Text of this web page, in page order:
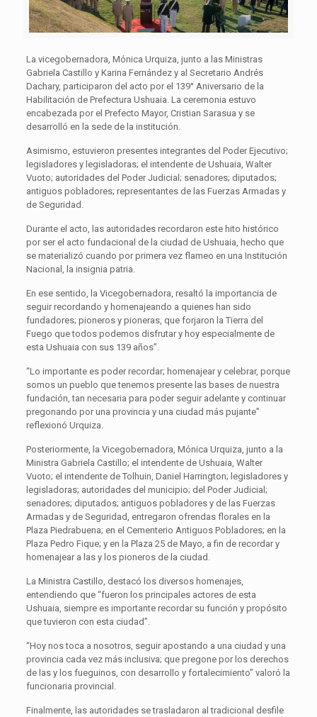
La vicegobernadora, Mónica Urquiza, junto a las Ministras
Gabriela Castillo y Karina Fernández y al Secretario Andrés
Dachary, participaron del acto por el 139° Aniversario de la
Habilitación de Prefectura Ushuaia. La ceremonia estuvo
encabezada por el Prefecto Mayor, Cristian Sarasua y se
desarrolló en la sede de la institución.
Asimismo, estuvieron presentes integrantes del Poder Ejecutivo;
legisladores y legisladoras; el intendente de Ushuaia, Walter
Vuoto; autoridades del Poder Judicial; senadores; diputados;
antiguos pobladores; representantes de las Fuerzas Armadas y
de Seguridad.
Durante el acto, las autoridades recordaron este hito histórico
por ser el acto fundacional de la ciudad de Ushuaia, hecho que
se materializó cuando por primera vez flameo en una Institución
Nacional, la insignia patria.
En ese sentido, la Vicegobernadora, resaltó la importancia de
seguir recordando y homenajeando a quienes han sido
fundadores; pioneros y pioneras, que forjaron la Tierra del
Fuego que todos podemos disfrutar y hoy especialmente de
esta Ushuaia con sus 139 años”.
“Lo importante es poder recordar; homenajear y celebrar, porque
somos un pueblo que tenemos presente las bases de nuestra
fundación, tan necesaria para poder seguir adelante y continuar
pregonando por una provincia y una ciudad más pujante”
reflexionó Urquiza.
Posteriormente, la Vicegobernadora, Mónica Urquiza, junto a la
Ministra Gabriela Castillo; el intendente de Ushuaia, Walter
Vuoto; el intendente de Tolhuin, Daniel Harrington; legisladores y
legisladoras; autoridades del municipio; del Poder Judicial;
senadores; diputados; antiguos pobladores y de las Fuerzas
Armadas y de Seguridad, entregaron ofrendas florales en la
Plaza Piedrabuena; en el Cementerio Antiguos Pobladores; en la
Plaza Pedro Fique; y en la Plaza 25 de Mayo, a fin de recordar y
homenajear a las y los pioneros de la ciudad.
La Ministra Castillo, destacó los diversos homenajes,
entendiendo que “fueron los principales actores de esta
Ushuaia, siempre es importante recordar su función y propósito
que tuvieron con esta ciudad”.
“Hoy nos toca a nosotros, seguir apostando a una ciudad y una
provincia cada vez más inclusiva; que pregone por los derechos
de las y los fueguinos, con desarrollo y fortalecimiento” valoró la
funcionaria provincial.
Finalmente, las autoridades se trasladaron al tradicional desfile